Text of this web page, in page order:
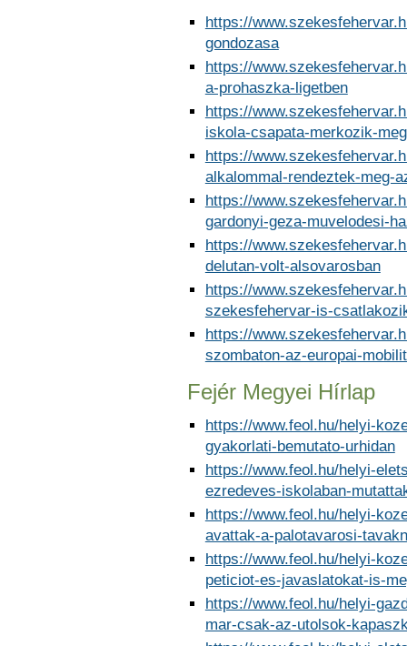
https://
gondozasa
https://
a-prohaszka-ligetben
https://
iskola-csapata-merkozik-meg
https://
alkalommal-rendeztek-meg-
https://
gardonyi-geza-muvelodesi-
https://
delutan-volt-alsovarosban
https://
szekesfehervar-is-
https://
szombaton-az-europai-
Fejér Megyei Hírlap
https://www.feol.hu/helyi-
gyakorlati-bemutato-urhidan
https://www.feol.hu/helyi-
ezredeves-iskolaban-
https://www.feol.hu/helyi-
avattak-a-palotavarosi-
https://www.feol.hu/helyi-
peticiot-es-javaslatokat-is-
https://www.feol.hu/helyi-
mar-csak-az-utolsok-